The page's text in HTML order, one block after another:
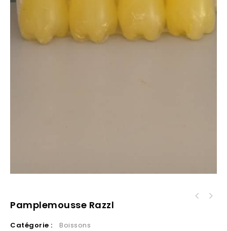
Pamplemousse Razzl
Catégorie : Boissons